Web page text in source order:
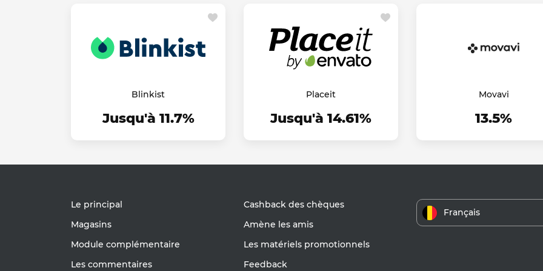
Blinkist
Jusqu'à 11.7%
Placeit
Jusqu'à 14.61%
Movavi
13.5%
Le principal
Magasins
Module complémentaire
Les commentaires
Cashback des chèques
Amène les amis
Les matériels promotionnels
Feedback
Français